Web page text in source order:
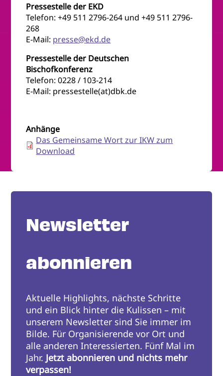
Pressestelle der EKD
Telefon: +49 511 2796-264 und +49 511 2796-
268
E-Mail: presse@ekd.de
Pressestelle der Deutschen
Bischofkonferenz
Telefon: 0228 / 103-214
E-Mail: pressestelle(at)dbk.de
Anhänge
Das Gemeinsame Wort zur IKW zum
Download
Newsletter
abonnieren
Aktuelle Highlights, nächste Schritte
und ein Blick hinter die Kulissen – mit
unserem Newsletter sind Sie immer im
Bilde. Für Organisierende vor Ort und
alle anderen Interessierten. Fünf Mal im
Jahr. Jetzt abonnieren und nichts mehr
verpassen!